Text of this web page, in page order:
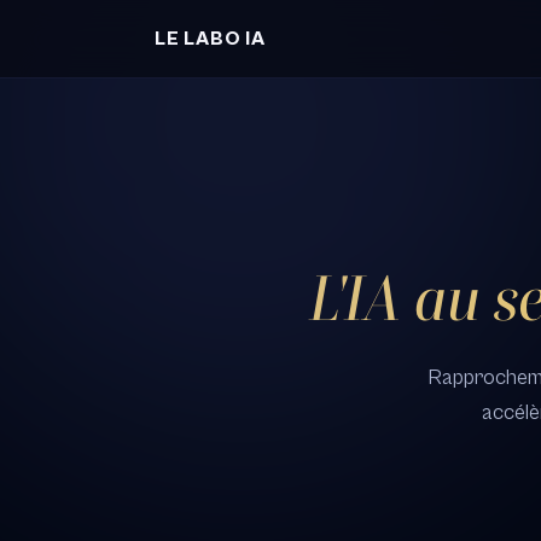
LE LABO IA
L'IA au